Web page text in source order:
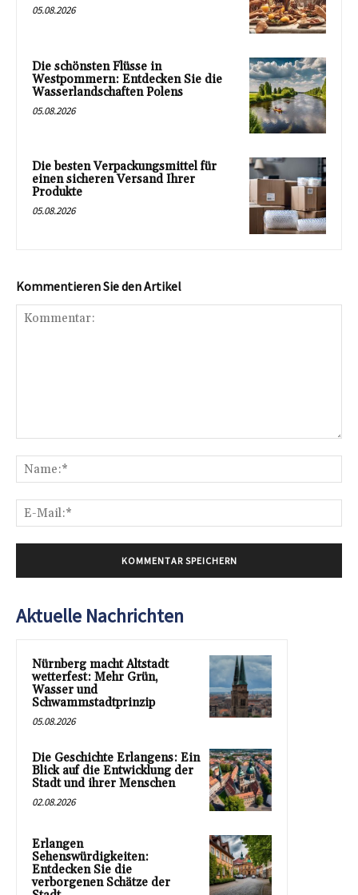
05.08.2026
Die schönsten Flüsse in
Westpommern: Entdecken Sie die
Wasserlandschaften Polens
05.08.2026
Die besten Verpackungsmittel für
einen sicheren Versand Ihrer
Produkte
05.08.2026
Kommentieren Sie den Artikel
Aktuelle Nachrichten
Nürnberg macht Altstadt
wetterfest: Mehr Grün,
Wasser und
Schwammstadtprinzip
05.08.2026
Die Geschichte Erlangens: Ein
Blick auf die Entwicklung der
Stadt und ihrer Menschen
02.08.2026
Erlangen
Sehenswürdigkeiten:
Entdecken Sie die
verborgenen Schätze der